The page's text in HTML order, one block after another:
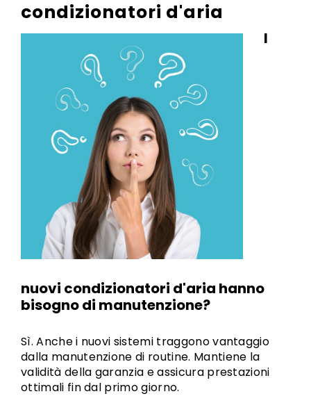
condizionatori d'aria
I
nuovi condizionatori d'aria hanno
bisogno di manutenzione?
Sì. Anche i nuovi sistemi traggono vantaggio
dalla manutenzione di routine. Mantiene la
validità della garanzia e assicura prestazioni
ottimali fin dal primo giorno.